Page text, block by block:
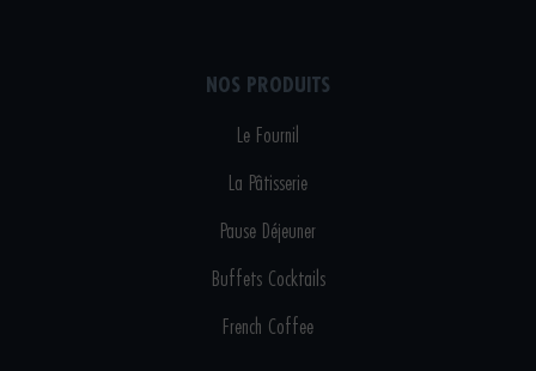
NOS PRODUITS
Le Fournil
La Pâtisserie
Pause Déjeuner
Buffets Cocktails
French Coffee